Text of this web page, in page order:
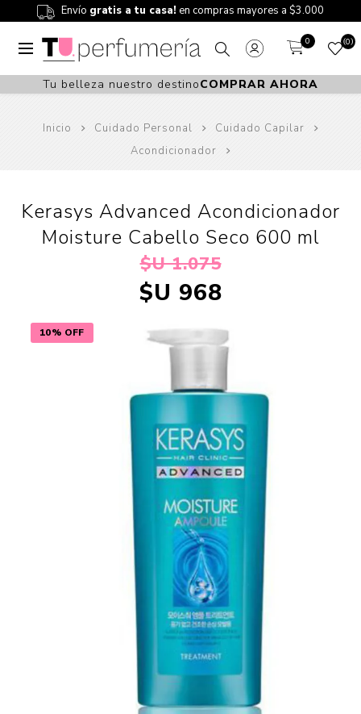
Envío gratis a tu casa! en compras mayores a $3.000
0 0
Tu belleza nuestro destinoCOMPRAR AHORA
Inicio Cuidado Personal
Cuidado Capilar
Acondicionador
10% OFF
Kerasys Advanced Acondicionador
Moisture Cabello Seco 600 ml
$U 1.075
$U 968